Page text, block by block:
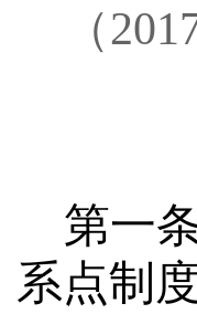
（
第一
系点制